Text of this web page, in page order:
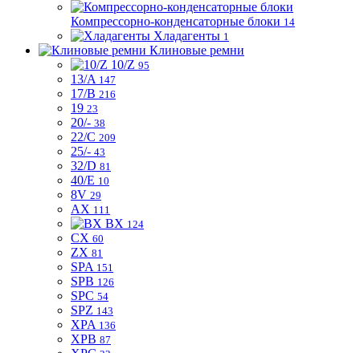
Компрессорно-конденсаторные блоки 14
Хладагенты 1
Клиновые ремни
10/Z 95
13/A 147
17/B 216
19 23
20/- 38
22/C 209
25/- 43
32/D 81
40/E 10
8V 29
AX 111
BX 124
CX 60
ZX 81
SPA 151
SPB 126
SPC 54
SPZ 143
XPA 136
XPB 87